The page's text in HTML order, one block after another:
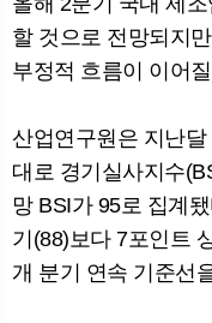
뉴
할 것으로 전망되지
부정적 흐름이 이어
산업연구원은 지난
대로 경기실사지수
망 BSI가 95로 집계
기(88)보다 7포인트
개 분기 연속 기준선